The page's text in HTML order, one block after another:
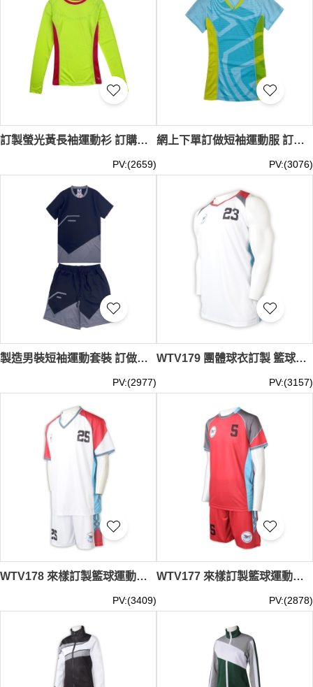
訂製螢光黃長袖運動衫 訂購撞色衫側吸收排汗運動衫 運動衫專門店 足球格 波衫 GRS 7A抗菌 WTV182
PV:(2659)
網上下單訂做短袖運動服 訂購V領吸收排汗運動服 運動服中心 澳洲高校 GRS WTV181
PV:(3076)
製造男裝短袖運動套裝 訂做圓領訓練套裝 黑色撞灰色繡花LOGO 運動套裝供應商 WTV180
PV:(2977)
WTV179 團體球衣訂製 籃球波衫 足球制服 來版訂做球衣 學界 排球服批發 V領 印花logo
PV:(3157)
WTV178 來樣訂製籃球運動套裝 網上下單拼色款運動套裝 印花logo 白色+紅色 V領
PV:(3409)
WTV177 來樣訂製籃球運動套裝 網上下單拼色款運動套裝 印花logo 紅色+灰色
PV:(2878)